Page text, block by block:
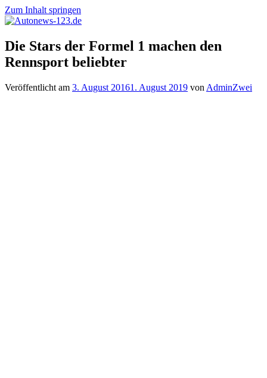
Zum Inhalt springen
Autonews-
123.de
Autonews
mit
Charme
Die Stars der Formel 1 machen den
Rennsport beliebter
Veröffentlicht am 3. August 20161. August 2019 von AdminZwei